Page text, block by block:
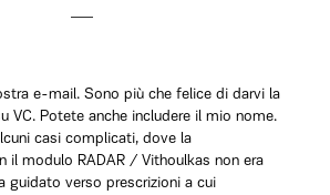
e-mail. Sono più che felice di darvi la
VC. Potete anche includere il mio nome.
casi complicati, dove la
il modulo RADAR / Vithoulkas non era
guidato verso prescrizioni a cui